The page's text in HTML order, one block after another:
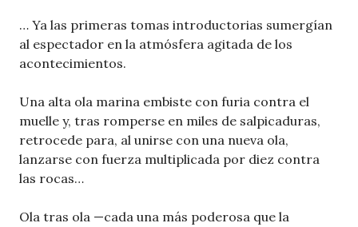
… Ya las primeras tomas introductorias sumergían
al espectador en la atmósfera agitada de los
acontecimientos.
Una alta ola marina embiste con furia contra el
muelle y, tras romperse en miles de salpicaduras,
retrocede para, al unirse con una nueva ola,
lanzarse con fuerza multiplicada por diez contra
las rocas…
Ola tras ola —cada una más poderosa que la